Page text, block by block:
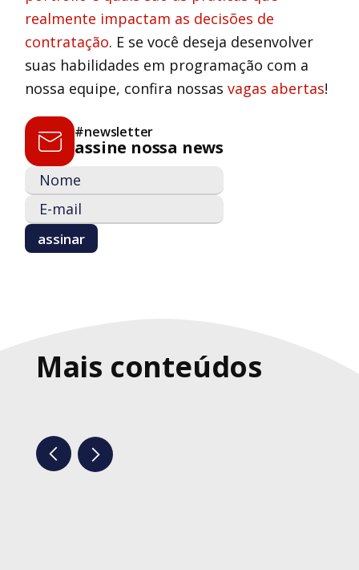
realmente impactam as decisões de
contratação. E se você deseja desenvolver
suas habilidades em programação com a
nossa equipe, confira nossasvagas abertas!
#newsletter
assine nossa news
Mais conteúdos